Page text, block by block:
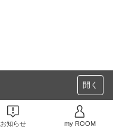
開く
お知らせ my ROOM